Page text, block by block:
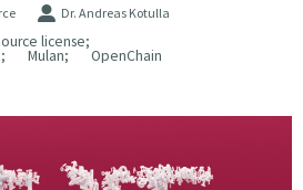
Dr. Andreas Kotulla
license;
Mulan; OpenChain